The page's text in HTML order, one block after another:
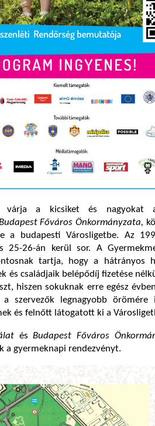
várja a kicsiket és nagyokat
Főváros Önkormányzata,
a budapesti Városligetbe. Az
25-26-án kerül sor. A
tartja, hogy a hátrányos
és családjaik belépődíj fizetése
hiszen sokuknak erre egész
szervezők legnagyobb örömére
és felnőtt látogatott ki a
ésBudapest Főváros
a gyermeknapi rendezvényt.